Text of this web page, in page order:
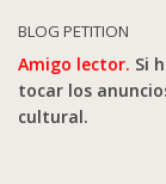
BLOG PETITION
Amigo lector. Si
tocar los
cultural.